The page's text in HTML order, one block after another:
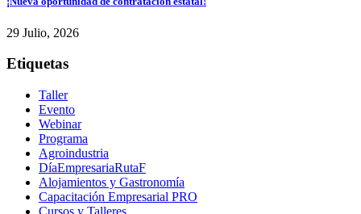
29 Julio, 2026
Etiquetas
Taller
Evento
Webinar
Programa
Agroindustria
DíaEmpresariaRutaF
Alojamientos y Gastronomía
Capacitación Empresarial PRO